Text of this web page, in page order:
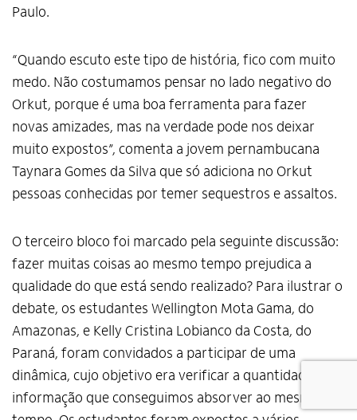
Paulo.
“Quando escuto este tipo de história, fico com muito
medo. Não costumamos pensar no lado negativo do
Orkut, porque é uma boa ferramenta para fazer
novas amizades, mas na verdade pode nos deixar
muito expostos”, comenta a jovem pernambucana
Taynara Gomes da Silva que só adiciona no Orkut
pessoas conhecidas por temer sequestros e assaltos.
O terceiro bloco foi marcado pela seguinte discussão:
fazer muitas coisas ao mesmo tempo prejudica a
qualidade do que está sendo realizado? Para ilustrar o
debate, os estudantes Wellington Mota Gama, do
Amazonas, e Kelly Cristina Lobianco da Costa, do
Paraná, foram convidados a participar de uma
dinâmica, cujo objetivo era verificar a quantidade de
informação que conseguimos absorver ao mesmo